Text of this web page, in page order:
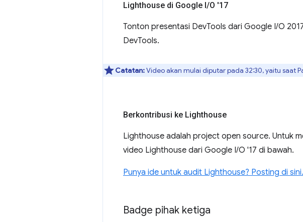
Lighthouse di Google I/O '17
Tonton presentasi DevTools dari Google I/O
DevTools.
Catatan:Video akan mulai diputar pada 32:30, yaitu saat
Berkontribusi ke Lighthouse
Lighthouse adalah project open source. Untuk
video Lighthouse dari Google I/O '17 di bawah.
Punya ide untuk audit Lighthouse? Posting di sini.
Badge pihak ketiga